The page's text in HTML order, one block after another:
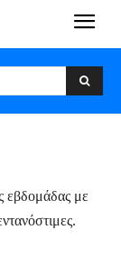
εβδομάδας με